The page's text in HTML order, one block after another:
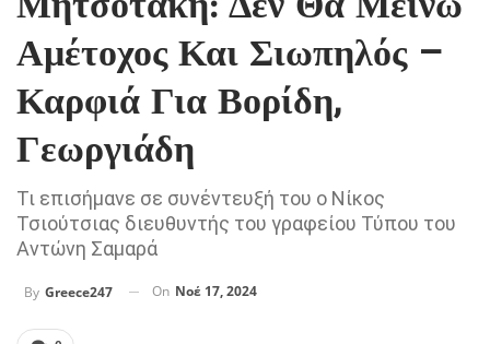
Αμέτοχος Και Σιωπηλός –
Καρφιά Για Βορίδη,
Γεωργιάδη
Τι επισήμανε σε συνέντευξή του ο Νίκος
Τσιούτσιας διευθυντής του γραφείου Τύπου του
Αντώνη Σαμαρά
By Greece247 On Νοέ 17, 2024